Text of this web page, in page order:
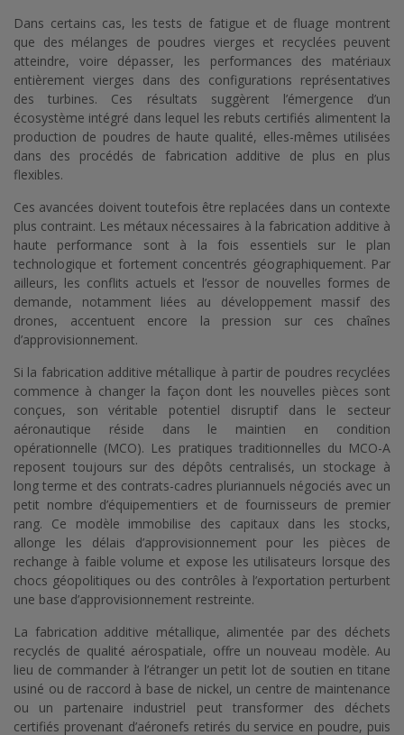
Dans certains cas, les tests de fatigue et de fluage montrent
que des mélanges de poudres vierges et recyclées peuvent
atteindre, voire dépasser, les performances des matériaux
entièrement vierges dans des configurations représentatives
des turbines. Ces résultats suggèrent l’émergence d’un
écosystème intégré dans lequel les rebuts certifiés alimentent la
production de poudres de haute qualité, elles-mêmes utilisées
dans des procédés de fabrication additive de plus en plus
flexibles.
Ces avancées doivent toutefois être replacées dans un contexte
plus contraint. Les métaux nécessaires à la fabrication additive à
haute performance sont à la fois essentiels sur le plan
technologique et fortement concentrés géographiquement. Par
ailleurs, les conflits actuels et l’essor de nouvelles formes de
demande, notamment liées au développement massif des
drones, accentuent encore la pression sur ces chaînes
d’approvisionnement.
Si la fabrication additive métallique à partir de poudres recyclées
commence à changer la façon dont les nouvelles pièces sont
conçues, son véritable potentiel disruptif dans le secteur
aéronautique réside dans le maintien en condition
opérationnelle (MCO). Les pratiques traditionnelles du MCO-A
reposent toujours sur des dépôts centralisés, un stockage à
long terme et des contrats-cadres pluriannuels négociés avec un
petit nombre d’équipementiers et de fournisseurs de premier
rang. Ce modèle immobilise des capitaux dans les stocks,
allonge les délais d’approvisionnement pour les pièces de
rechange à faible volume et expose les utilisateurs lorsque des
chocs géopolitiques ou des contrôles à l’exportation perturbent
une base d’approvisionnement restreinte.
La fabrication additive métallique, alimentée par des déchets
recyclés de qualité aérospatiale, offre un nouveau modèle. Au
lieu de commander à l’étranger un petit lot de soutien en titane
usiné ou de raccord à base de nickel, un centre de maintenance
ou un partenaire industriel peut transformer des déchets
certifiés provenant d’aéronefs retirés du service en poudre, puis